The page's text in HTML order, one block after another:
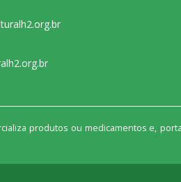
produtos ou medicamentos e,